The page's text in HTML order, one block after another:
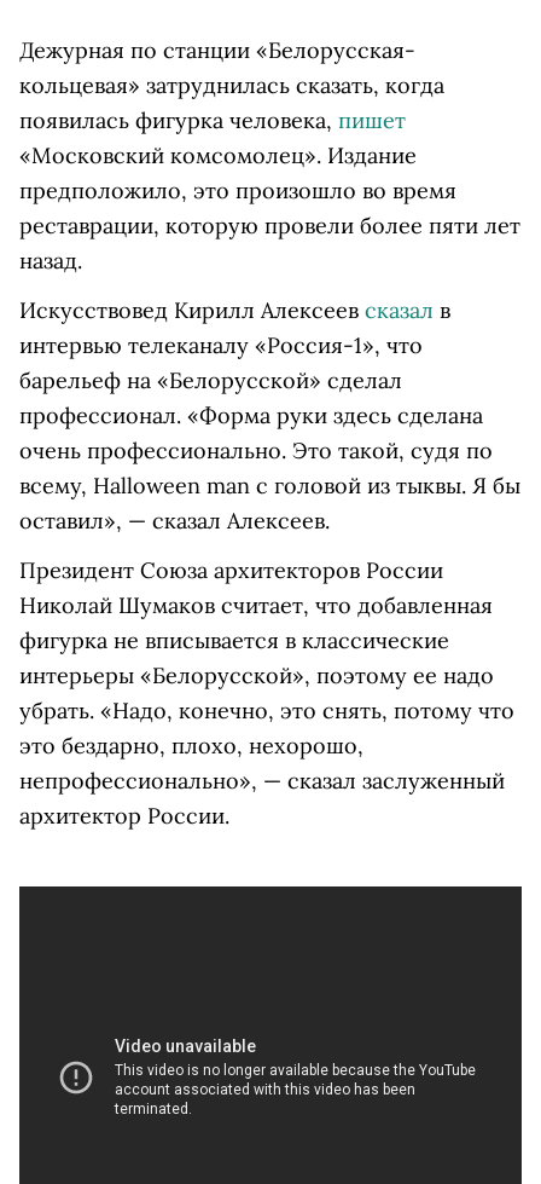
Дежурная по станции «Белорусская-
кольцевая» затруднилась сказать, когда
появилась фигурка человека, пишет
«Московский комсомолец». Издание
предположило, это произошло во время
реставрации, которую провели более пяти лет
назад.
Искусствовед Кирилл Алексеев сказал в
интервью телеканалу «Россия-1», что
барельеф на «Белорусской» сделал
профессионал. «Форма руки здесь сделана
очень профессионально. Это такой, судя по
всему, Halloween man с головой из тыквы. Я бы
оставил», — сказал Алексеев.
Президент Союза архитекторов России
Николай Шумаков считает, что добавленная
фигурка не вписывается в классические
интерьеры «Белорусской», поэтому ее надо
убрать. «Надо, конечно, это снять, потому что
это бездарно, плохо, нехорошо,
непрофессионально», — сказал заслуженный
архитектор России.